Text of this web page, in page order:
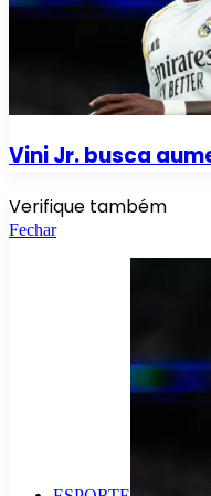
Vini Jr. busca
Verifique também
Fechar